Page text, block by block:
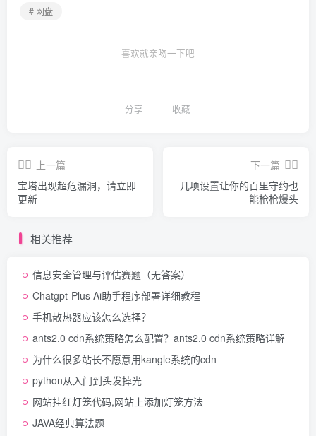
# 网盘
喜欢就亲吻一下吧
分享 收藏
上一篇
宝塔出现超危漏洞，请立即
更新
下一篇
几项设置让你的百里守约也
能枪枪爆头
相关推荐
信息安全管理与评估赛题（无答案）
Chatgpt-Plus Ai助手程序部署详细教程
手机散热器应该怎么选择？
ants2.0 cdn系统策略怎么配置？ants2.0 cdn系统策略详解
为什么很多站长不愿意用kangle系统的cdn
python从入门到头发掉光
网站挂红灯笼代码,网站上添加灯笼方法
JAVA经典算法题